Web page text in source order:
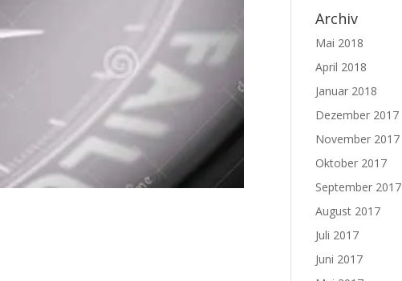
Archiv
Mai 2018
April 2018
Januar 2018
Dezember 2017
November 2017
Oktober 2017
September 2017
August 2017
Juli 2017
Juni 2017